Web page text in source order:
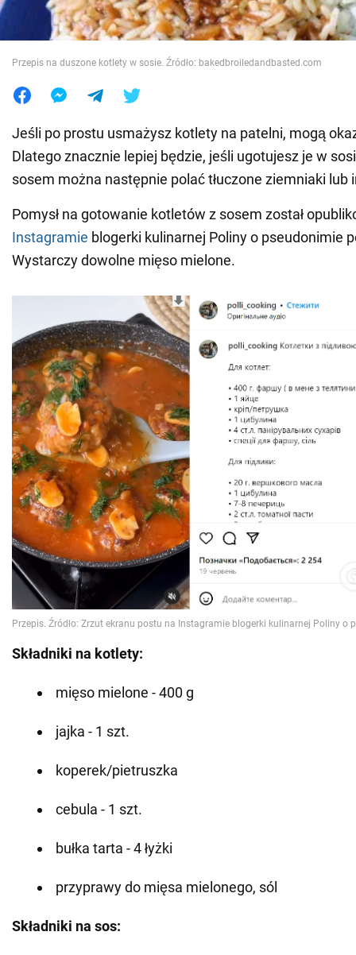
Świat
Jedzenie
Przepis na duszone kotlety w sosie. Źródło: bakedbroiledandbasted.com
Jeśli po prostu usmażysz kotlety na patelni, mogą
Dlatego znacznie lepiej będzie, jeśli ugotujesz je w
sosem można następnie polać tłuczone ziemniaki lub
Pomysł na gotowanie kotletów z sosem został
Instagramie blogerki kulinarnej Poliny o pseudonimie
Wystarczy dowolne mięso mielone.
Składniki na kotlety:
mięso mielone - 400 g
jajka - 1 szt.
koperek/pietruszka
cebula - 1 szt.
bułka tarta - 4 łyżki
przyprawy do mięsa mielonego, sól
Składniki na sos: